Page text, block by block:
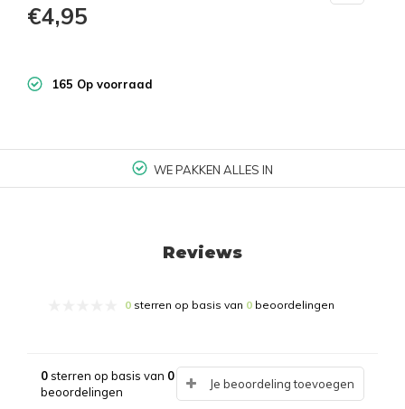
€4,95
165 Op voorraad
WE PAKKEN ALLES IN
Reviews
0 sterren op basis van 0 beoordelingen
0sterren op basis van 0
beoordelingen
Je beoordeling toevoegen